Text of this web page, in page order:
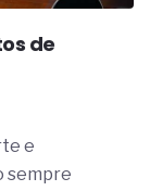
de
e
sempre